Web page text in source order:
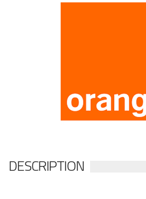
DESCRIPTION